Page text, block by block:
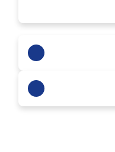
באינסטגרם